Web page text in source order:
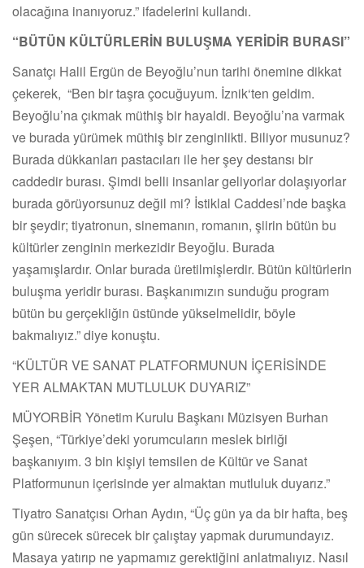
olacağına inanıyoruz.” ifadelerini kullandı.
“BÜTÜN KÜLTÜRLERİN BULUŞMA YERİDİR BURASI”
Sanatçı Halil Ergün de Beyoğlu’nun tarihi önemine dikkat
çekerek, “Ben bir taşra çocuğuyum. İznik‘ten geldim.
Beyoğlu’na çıkmak müthiş bir hayaldi. Beyoğlu’na varmak
ve burada yürümek müthiş bir zenginlikti. Biliyor musunuz?
Burada dükkanları pastacıları ile her şey destansı bir
caddedir burası. Şimdi belli insanlar geliyorlar dolaşıyorlar
burada görüyorsunuz değil mi? İstiklal Caddesi’nde başka
bir şeydir; tiyatronun, sinemanın, romanın, şiirin bütün bu
kültürler zenginin merkezidir Beyoğlu. Burada
yaşamışlardır. Onlar burada üretilmişlerdir. Bütün kültürlerin
buluşma yeridir burası. Başkanımızın sunduğu program
bütün bu gerçekliğin üstünde yükselmelidir, böyle
bakmalıyız.” diye konuştu.
“KÜLTÜR VE SANAT PLATFORMUNUN İÇERİSİNDE
YER ALMAKTAN MUTLULUK DUYARIZ”
MÜYORBİR Yönetim Kurulu Başkanı Müzisyen Burhan
Şeşen, “Türkiye’deki yorumcuların meslek birliği
başkanıyım. 3 bin kişiyi temsilen de Kültür ve Sanat
Platformunun içerisinde yer almaktan mutluluk duyarız.”
Tiyatro Sanatçısı Orhan Aydın, “Üç gün ya da bir hafta, beş
gün sürecek sürecek bir çalıştay yapmak durumundayız.
Masaya yatırıp ne yapmamız gerektiğini anlatmalıyız. Nasıl